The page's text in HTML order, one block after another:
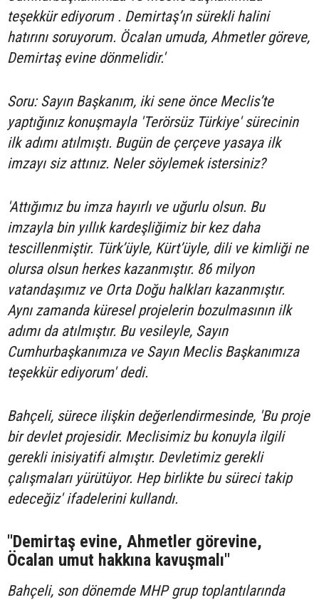
teşekkür ediyorum . Demirtaş’ın sürekli halini
hatırını soruyorum. Öcalan umuda, Ahmetler göreve,
Demirtaş evine dönmelidir.'
Soru: Sayın Başkanım, iki sene önce Meclis’te
yaptığınız konuşmayla 'Terörsüz Türkiye' sürecinin
ilk adımı atılmıştı. Bugün de çerçeve yasaya ilk
imzayı siz attınız. Neler söylemek istersiniz?
'Attığımız bu imza hayırlı ve uğurlu olsun. Bu
imzayla bin yıllık kardeşliğimiz bir kez daha
tescillenmiştir. Türk’üyle, Kürt’üyle, dili ve kimliği ne
olursa olsun herkes kazanmıştır. 86 milyon
vatandaşımız ve Orta Doğu halkları kazanmıştır.
Aynı zamanda küresel projelerin bozulmasının ilk
adımı da atılmıştır. Bu vesileyle, Sayın
Cumhurbaşkanımıza ve Sayın Meclis Başkanımıza
teşekkür ediyorum' dedi.
Bahçeli, sürece ilişkin değerlendirmesinde, 'Bu proje
bir devlet projesidir. Meclisimiz bu konuyla ilgili
gerekli inisiyatifi almıştır. Devletimiz gerekli
çalışmaları yürütüyor. Hep birlikte bu süreci takip
edeceğiz' ifadelerini kullandı.
"Demirtaş evine, Ahmetler görevine,
Öcalan umut hakkına kavuşmalı"
Bahçeli, son dönemde MHP grup toplantılarında